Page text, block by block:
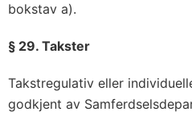
bokstav a).
§ 29. Takster
Takstregulativ eller
godkjent av